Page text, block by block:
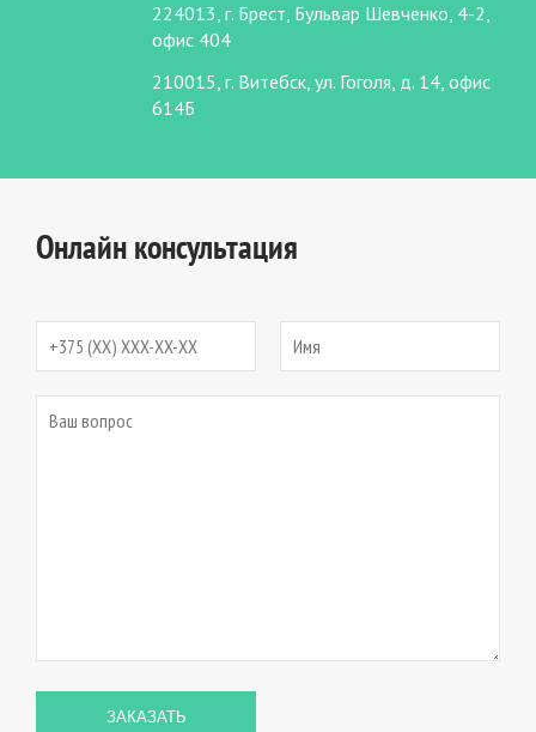
Онлайн консультация
224013, г. Брест, Бульвар Шевченко, 4-2,
офис 404
210015, г. Витебск, ул. Гоголя, д. 14, офис
614Б